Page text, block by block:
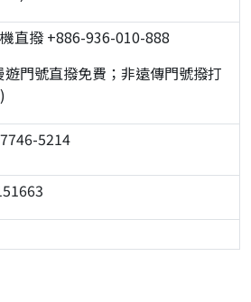
直撥 +886-936-010-888
遊門號直撥免費；非遠傳門號撥打
5214